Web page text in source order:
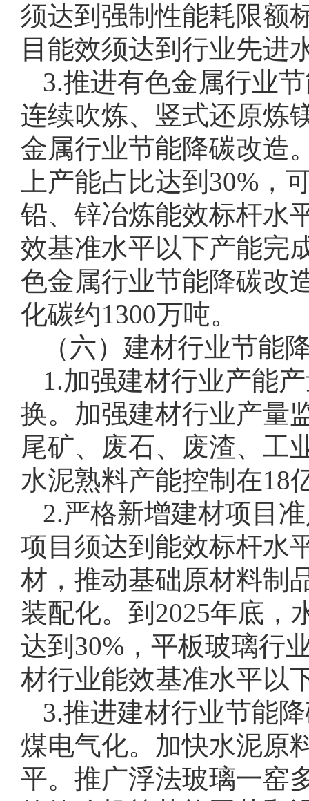
须达到强制性能耗限额
目能效须达到行业先进
3.推进有色金属行业
连续吹炼、竖式还原炼
金属行业节能降碳改造
上产能占比达到30%，
铅、锌冶炼能效标杆水
效基准水平以下产能完
色金属行业节能降碳改
化碳约1300万吨。
（六）建材行业节能
1.加强建材行业产能
换。加强建材行业产量
尾矿、废石、废渣、工
水泥熟料产能控制在18
2.严格新增建材项目
项目须达到能效标杆水
材，推动基础原材料制
装配化。到2025年底，
达到30%，平板玻璃行
材行业能效基准水平以
3.推进建材行业节能
煤电气化。加快水泥原
平。推广浮法玻璃一窑